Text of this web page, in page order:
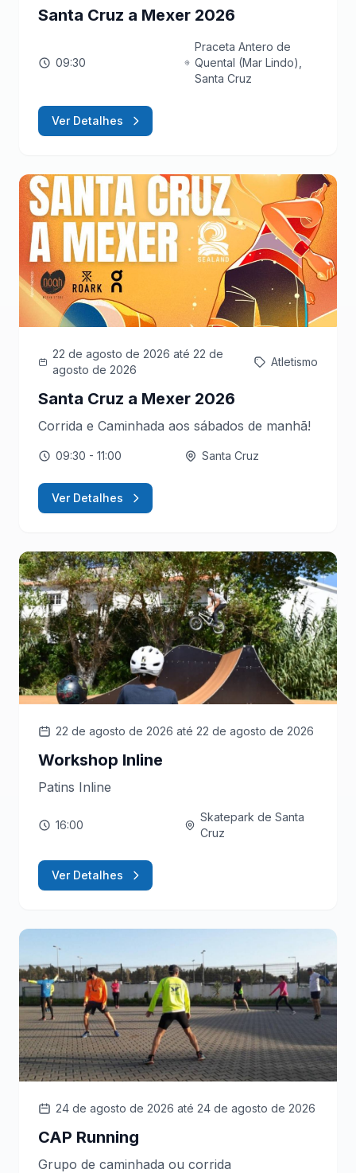
Santa Cruz a Mexer 2026
09:30
Praceta Antero de
Quental (Mar Lindo),
Santa Cruz
Ver Detalhes
22 de agosto de 2026 até 22 de
agosto de 2026
Atletismo
Santa Cruz a Mexer 2026
Corrida e Caminhada aos sábados de manhã!
09:30 - 11:00 Santa Cruz
Ver Detalhes
22 de agosto de 2026 até 22 de agosto de 2026
Workshop Inline
Patins Inline
16:00
Skatepark de Santa
Cruz
Ver Detalhes
24 de agosto de 2026 até 24 de agosto de 2026
CAP Running
Grupo de caminhada ou corrida